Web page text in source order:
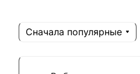
Сначала популярные